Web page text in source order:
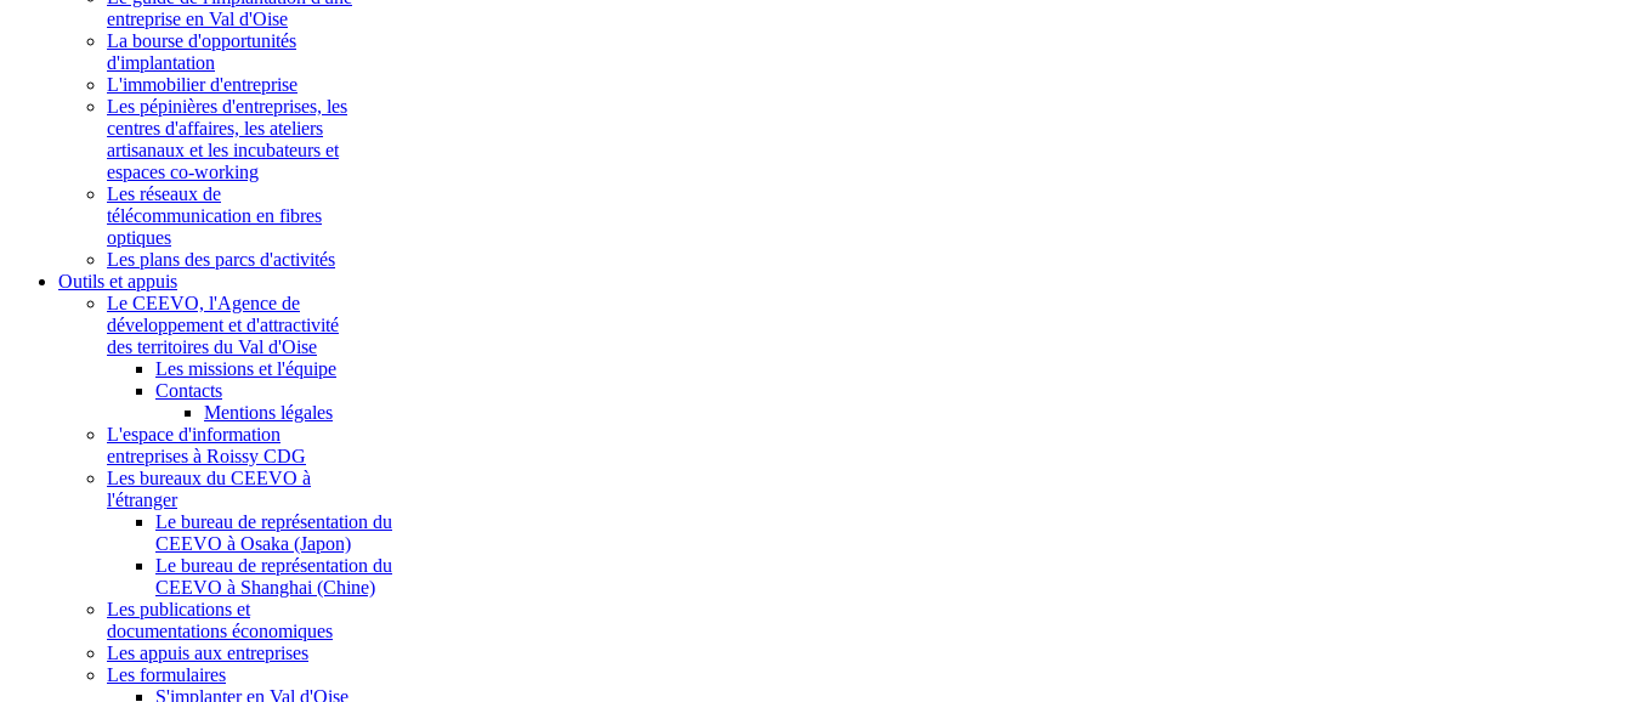
entreprise en Val d'Oise
La bourse d'opportunités
d'implantation
L'immobilier d'entreprise
Les pépinières d'entreprises, les
centres d'affaires, les ateliers
artisanaux et les incubateurs et
espaces co-working
Les réseaux de
télécommunication en fibres
optiques
Les plans des parcs d'activités
Outils et appuis
Le CEEVO, l'Agence de
développement et d'attractivité
des territoires du Val d'Oise
Les missions et l'équipe
Contacts
Mentions légales
L'espace d'information
entreprises à Roissy CDG
Les bureaux du CEEVO à
l'étranger
Le bureau de représentation du
CEEVO à Osaka (Japon)
Le bureau de représentation du
CEEVO à Shanghai (Chine)
Les publications et
documentations économiques
Les appuis aux entreprises
Les formulaires
S'implanter en Val d'Oise